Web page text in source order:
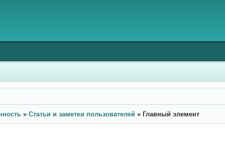
» Статьи и заметки пользователей » Главный элемент